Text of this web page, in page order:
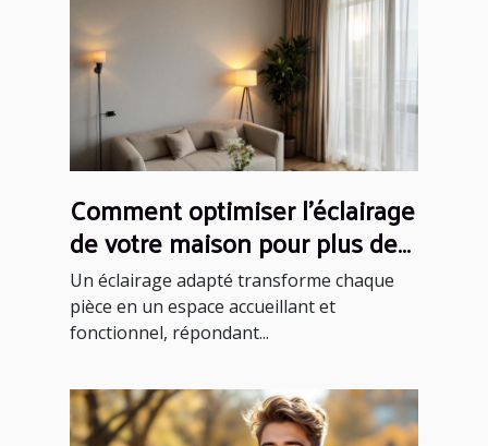
Comment optimiser l'éclairage
de votre maison pour plus de
confort ?
Un éclairage adapté transforme chaque
pièce en un espace accueillant et
fonctionnel, répondant...